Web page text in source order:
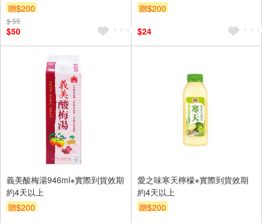
贈$200
$ 55
$50
贈$200
$24
義美酸梅湯946ml※實際到貨效期
約4天以上
贈$200
愛之味寒天檸檬※實際到貨效期
約4天以上
贈$200